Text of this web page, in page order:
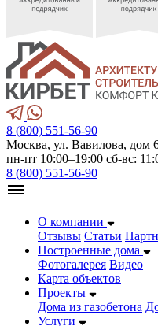
8 (800) 551-56-90
Москва, ул. Вавилова, дом
пн-пт 10:00–19:00 сб-вс:
8 (800) 551-56-90
О компании
Отзывы Статьи
Построенные дома
Фотогалерея Видео
Карта объектов
Проекты
Дома из газобетонa
Услуги